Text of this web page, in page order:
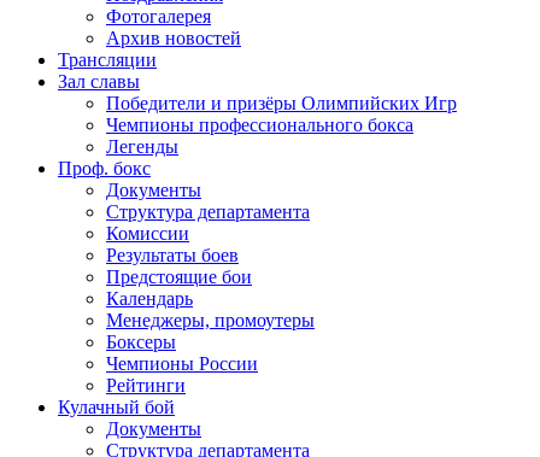
Фотогалерея
Архив новостей
Трансляции
Зал славы
Победители и призёры Олимпийских Игр
Чемпионы профессионального бокса
Легенды
Проф. бокс
Документы
Структура департамента
Комиссии
Результаты боев
Предстоящие бои
Календарь
Менеджеры, промоутеры
Боксеры
Чемпионы России
Рейтинги
Кулачный бой
Документы
Структура департамента